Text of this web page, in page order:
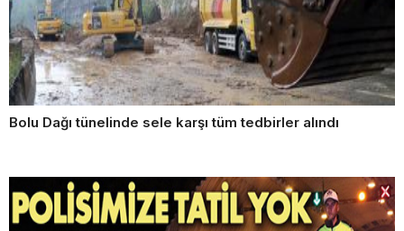
Bolu Dağı tünelinde sele karşı tüm tedbirler alındı